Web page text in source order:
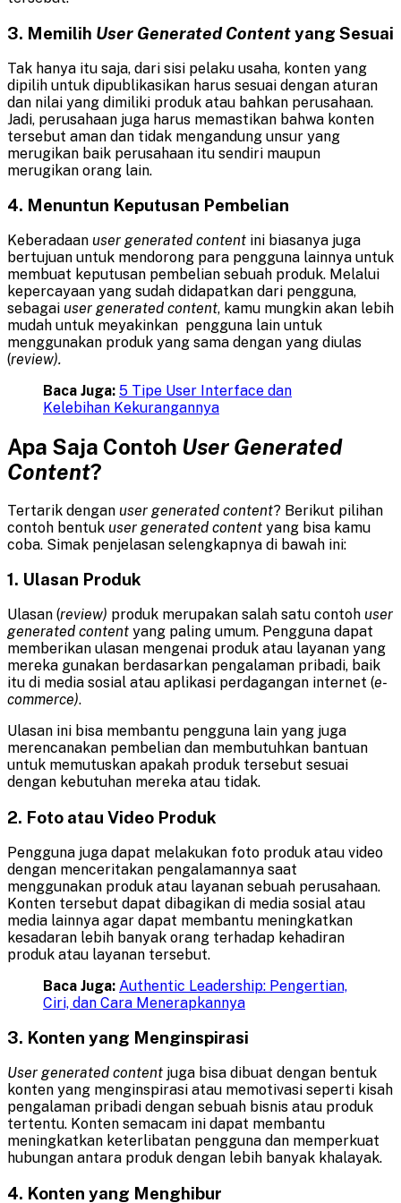
3. Memilih User Generated Contentyang Sesuai
Tak hanya itu saja, dari sisi pelaku usaha, konten yang
dipilih untuk dipublikasikan harus sesuai dengan aturan
dan nilai yang dimiliki produk atau bahkan perusahaan.
Jadi, perusahaan juga harus memastikan bahwa konten
tersebut aman dan tidak mengandung unsur yang
merugikan baik perusahaan itu sendiri maupun
merugikan orang lain.
4. Menuntun Keputusan Pembelian
Keberadaan user generated content ini biasanya juga
bertujuan untuk mendorong para pengguna lainnya untuk
membuat keputusan pembelian sebuah produk. Melalui
kepercayaan yang sudah didapatkan dari pengguna,
sebagai user generated content, kamu mungkin akan lebih
mudah untuk meyakinkan pengguna lain untuk
menggunakan produk yang sama dengan yang diulas
(review).
Baca Juga: 5 Tipe User Interface dan
Kelebihan Kekurangannya
Apa Saja Contoh User Generated
Content?
Tertarik dengan user generated content? Berikut pilihan
contoh bentuk user generated content yang bisa kamu
coba. Simak penjelasan selengkapnya di bawah ini:
1. Ulasan Produk
Ulasan (review) produk merupakan salah satu contoh user
generated content yang paling umum. Pengguna dapat
memberikan ulasan mengenai produk atau layanan yang
mereka gunakan berdasarkan pengalaman pribadi, baik
itu di media sosial atau aplikasi perdagangan internet (e-
commerce).
Ulasan ini bisa membantu pengguna lain yang juga
merencanakan pembelian dan membutuhkan bantuan
untuk memutuskan apakah produk tersebut sesuai
dengan kebutuhan mereka atau tidak.
2. Foto atau Video Produk
Pengguna juga dapat melakukan foto produk atau video
dengan menceritakan pengalamannya saat
menggunakan produk atau layanan sebuah perusahaan.
Konten tersebut dapat dibagikan di media sosial atau
media lainnya agar dapat membantu meningkatkan
kesadaran lebih banyak orang terhadap kehadiran
produk atau layanan tersebut.
Baca Juga: Authentic Leadership: Pengertian,
Ciri, dan Cara Menerapkannya
3. Konten yang Menginspirasi
User generated content juga bisa dibuat dengan bentuk
konten yang menginspirasi atau memotivasi seperti kisah
pengalaman pribadi dengan sebuah bisnis atau produk
tertentu. Konten semacam ini dapat membantu
meningkatkan keterlibatan pengguna dan memperkuat
hubungan antara produk dengan lebih banyak khalayak.
4. Konten yang Menghibur